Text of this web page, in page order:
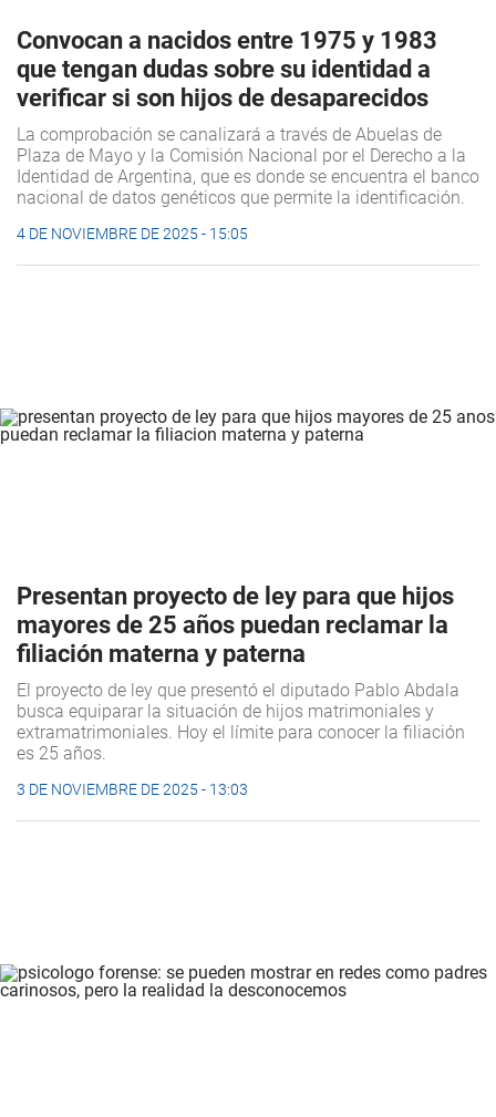
Convocan a nacidos entre 1975 y 1983
que tengan dudas sobre su identidad a
verificar si son hijos de desaparecidos
La comprobación se canalizará a través de Abuelas de
Plaza de Mayo y la Comisión Nacional por el Derecho a la
Identidad de Argentina, que es donde se encuentra el banco
nacional de datos genéticos que permite la identificación.
4 DE NOVIEMBRE DE 2025 - 15:05
Presentan proyecto de ley para que hijos
mayores de 25 años puedan reclamar la
filiación materna y paterna
El proyecto de ley que presentó el diputado Pablo Abdala
busca equiparar la situación de hijos matrimoniales y
extramatrimoniales. Hoy el límite para conocer la filiación
es 25 años.
3 DE NOVIEMBRE DE 2025 - 13:03